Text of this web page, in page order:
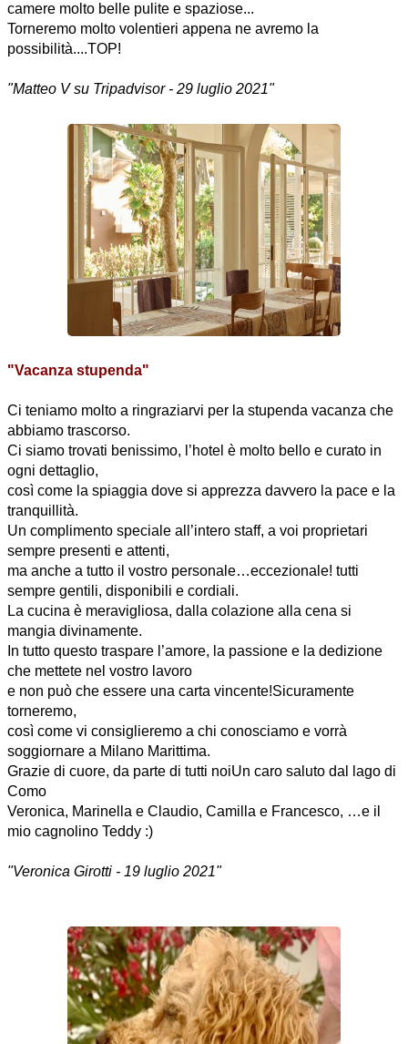
camere molto belle pulite e spaziose...
Torneremo molto volentieri appena ne avremo la
possibilità....TOP!
"Matteo V su Tripadvisor - 29 luglio 2021"
"Vacanza stupenda"
Ci teniamo molto a ringraziarvi per la stupenda vacanza che
abbiamo trascorso.
Ci siamo trovati benissimo, l’hotel è molto bello e curato in
ogni dettaglio,
così come la spiaggia dove si apprezza davvero la pace e la
tranquillità.
Un complimento speciale all’intero staff, a voi proprietari
sempre presenti e attenti,
ma anche a tutto il vostro personale…eccezionale! tutti
sempre gentili, disponibili e cordiali.
La cucina è meravigliosa, dalla colazione alla cena si
mangia divinamente.
In tutto questo traspare l’amore, la passione e la dedizione
che mettete nel vostro lavoro
e non può che essere una carta vincente!Sicuramente
torneremo,
così come vi consiglieremo a chi conosciamo e vorrà
soggiornare a Milano Marittima.
Grazie di cuore, da parte di tutti noiUn caro saluto dal lago di
Como
Veronica, Marinella e Claudio, Camilla e Francesco, …e il
mio cagnolino Teddy :)
"Veronica Girotti - 19 luglio 2021"